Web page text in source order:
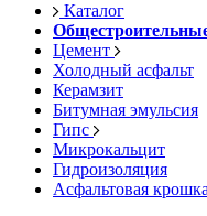
Каталог
Цемент
Холодный асфальт
Керамзит
Битумная эмульсия
Гипс
Микрокальцит
Гидроизоляция
Асфальтовая крошка